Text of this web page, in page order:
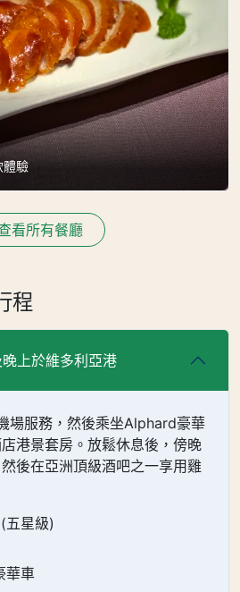
體驗
看所有餐廳
程
上於維多利亞港
場服務，然後乘坐Alphard豪華
港景套房。放鬆休息後，傍晚
後在亞洲頂級酒吧之一享用雞
五星級)
華車